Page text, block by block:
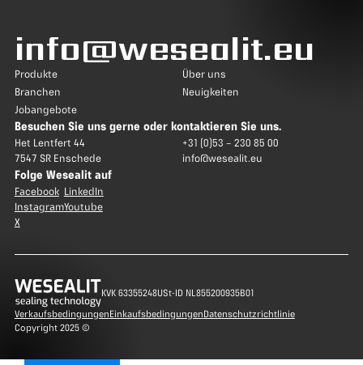
info@wesealit.eu
Produkte
Über uns
Branchen
Neuigkeiten
Jobangebote
Besuchen Sie uns gerne oder kontaktieren Sie uns.
Het Lentfert 44
7547 SR Enschede
+31 (0)53 – 230 85 00
info@wesealit.eu
Folge Wesealit auf
Facebook
Instagram
X
LinkedIn
Youtube
KVK 63355248USt-ID NL855200935B01
VerkaufsbedingungenEinkaufsbedingungenDatenschutzrichtlinie
Copyright 2025 ©